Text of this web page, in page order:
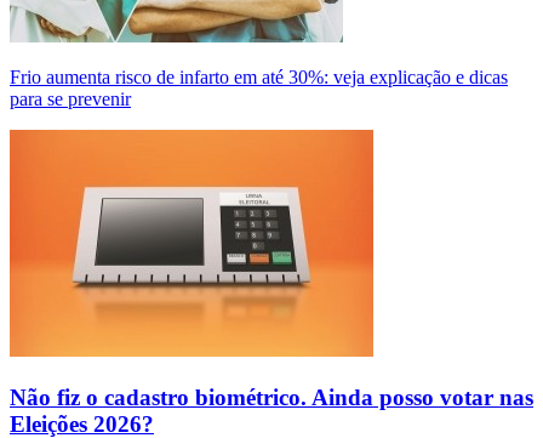
Frio aumenta risco de infarto em até 30%: veja explicação e dicas
para se prevenir
Não fiz o cadastro biométrico. Ainda posso votar nas
Eleições 2026?